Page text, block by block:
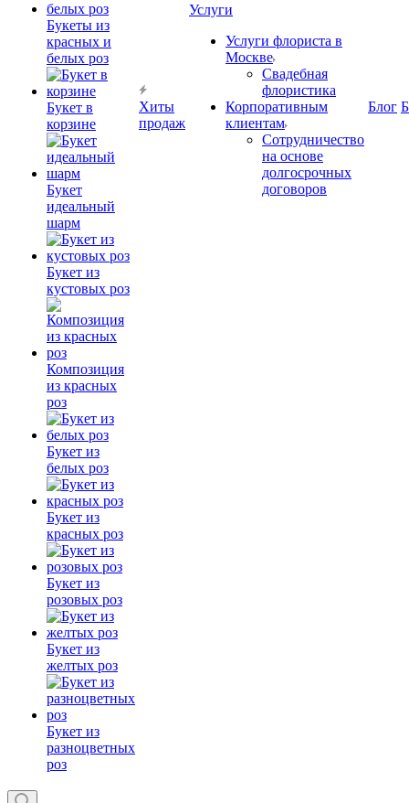
Букеты из
красных и
белых роз
Букет в
корзине
Букет
идеальный
шарм
Букет из
кустовых роз
Композиция
из красных
роз
Букет из
белых роз
Букет из
красных роз
Букет из
розовых роз
Букет из
желтых роз
Букет из
разноцветных
роз
Хиты
продаж
Услуги
Услуги флориста в
Москве
Свадебная
флористика
Корпоративным
клиентам
Сотрудничество
на основе
долгосрочных
договоров
Блог